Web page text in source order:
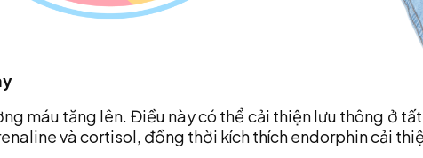
máu tăng lên. Điều này có thể cải thiện lưu thông ở
và cortisol, đồng thời kích thích endorphin cải